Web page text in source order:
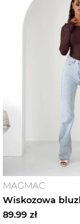
MAGMAC
89.99 zł